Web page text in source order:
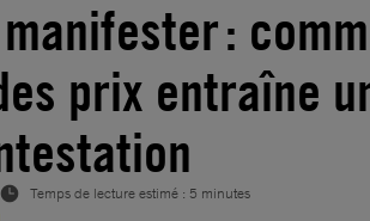
:
prix entraîne
Temps de lecture estimé : 5 minutes